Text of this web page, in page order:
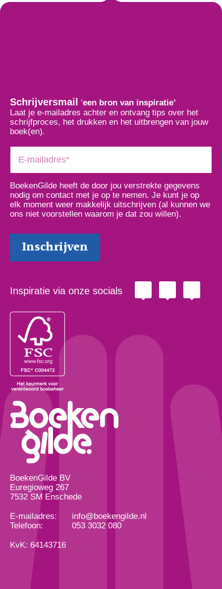
Schrijversmail ‘een bron van inspiratie’
Laat je e-mailadres achter en ontvang tips over het
schrijfproces, het drukken en het uitbrengen van jouw
boek(en).
BoekenGilde heeft de door jou verstrekte gegevens
nodig om contact met je op te nemen. Je kunt je op
elk moment weer makkelijk uitschrijven (al kunnen we
ons niet voorstellen waarom je dat zou willen).
Inspiratie via onze socials
BoekenGilde BV
Euregioweg 267
7532 SM Enschede
E-mailadres:
info@boekengilde.nl
Telefoon:
053 3032 080
KvK: 64143716